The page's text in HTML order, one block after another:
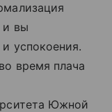
и вы
успокоения.
время плача
Южной